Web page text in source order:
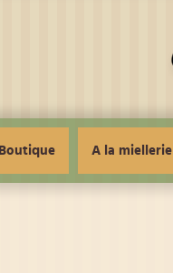
Boutique A la miellerie